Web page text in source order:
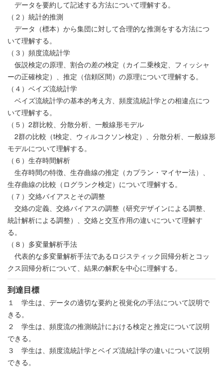
データを要約して記述する方法について理解する。
（２）統計的推測
データ（標本）から集団に対して合理的な推測をする方法につ
いて理解する。
（３）頻度流統計学
仮説検定の原理、割合の差の検定（カイ二乗検定、フィッシャ
ーの正確検定）、推定（信頼区間）の原理について理解する。
（４）ベイズ流統計学
ベイズ流統計学の基本的考え方、頻度流統計学との相違点につ
いて理解する。
（５）2群比較、分散分析、一般線形モデル
2群の比較（t検定、ウィルコクソン検定）、分散分析、一般線形
モデルについて理解する。
（６）生存時間解析
生存時間の特徴、生存曲線の推定（カプラン・マイヤー法）、
生存曲線の比較（ログランク検定）について理解する。
（７）交絡バイアスとその調整
交絡の定義、交絡バイアスの調整（研究デザインによる調整、
統計解析による調整）、交絡と交互作用の違いについて理解す
る。
（８）多変量解析手法
代表的な多変量解析手法であるロジスティック回帰分析とコッ
クス回帰分析について、結果の解釈を中心に理解する。
到達目標
１ 学生は、データの適切な要約と視覚化の手法について説明で
きる。
２ 学生は、頻度流の推測統計における検定と推定について説明
できる。
３ 学生は、頻度流統計学とベイズ流統計学の違いについて説明
できる。